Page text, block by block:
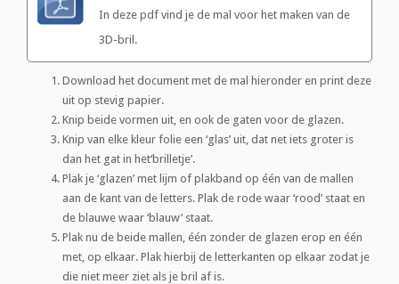
In deze pdf vind je de mal voor het maken van de
3D-bril.
Download het document met de mal hieronder en print deze
uit op stevig papier.
Knip beide vormen uit, en ook de gaten voor de glazen.
Knip van elke kleur folie een ‘glas’ uit, dat net iets groter is
dan het gat in het‘brilletje’.
Plak je ‘glazen’ met lijm of plakband op één van de mallen
aan de kant van de letters. Plak de rode waar ‘rood’ staat en
de blauwe waar ‘blauw’ staat.
Plak nu de beide mallen, één zonder de glazen erop en één
met, op elkaar. Plak hierbij de letterkanten op elkaar zodat je
die niet meer ziet als je bril af is.